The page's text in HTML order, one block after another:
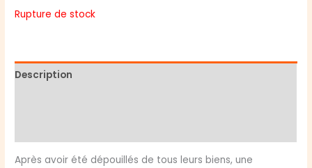
Rupture de stock
Description
Après avoir été dépouillés de tous leurs biens, une